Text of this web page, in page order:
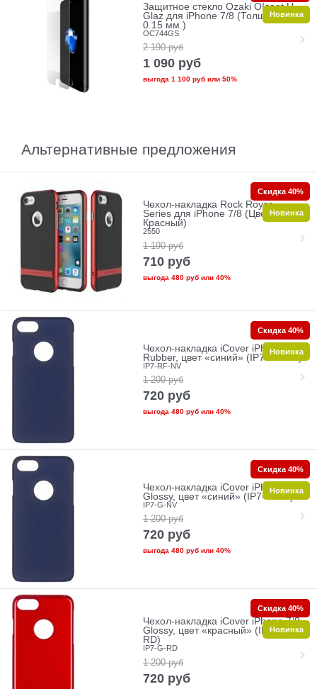
Защитное стекло Ozaki O!coat U-
Glaz для iPhone 7/8 (Толщина:
0.15 мм.)
OC744GS
2 190 руб
1 090 руб
выгода 1 100 рубили 50%
Новинка
Альтернативные предложения
Чехол-накладка Rock Royce
Series для iPhone 7/8 (Цвет:
Красный)
2550
1 190 руб
710 руб
выгода 480 рубили 40%
Скидка 40%
Новинка
Чехол-накладка iCover iPhone 7/8
Rubber, цвет «синий» (IP7-RF-NV)
IP7-RF-NV
1 200 руб
720 руб
выгода 480 рубили 40%
Скидка 40%
Новинка
Чехол-накладка iCover iPhone 7/8
Glossy, цвет «синий» (IP7-G-NV)
IP7-G-NV
1 200 руб
720 руб
выгода 480 рубили 40%
Скидка 40%
Новинка
Чехол-накладка iCover iPhone 7/8
Glossy, цвет «красный» (IP7-G-
RD)
IP7-G-RD
1 200 руб
720 руб
Скидка 40%
Новинка